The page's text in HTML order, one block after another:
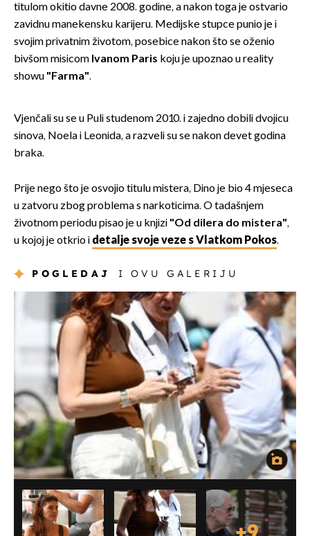
titulom okitio davne 2008. godine, a nakon toga je ostvario
zavidnu manekensku karijeru. Medijske stupce punio je i
svojim privatnim životom, posebice nakon što se oženio
bivšom misicom Ivanom Paris koju je upoznao u reality
showu "Farma".
Vjenčali su se u Puli studenom 2010. i zajedno dobili dvojicu
sinova, Noela i Leonida, a razveli su se nakon devet godina
braka.
Prije nego što je osvojio titulu mistera, Dino je bio 4 mjeseca
u zatvoru zbog problema s narkoticima. O tadašnjem
životnom periodu pisao je u knjizi "Od dilera do mistera",
u kojoj je otkrio i detalje svoje veze s Vlatkom Pokos.
POGLEDAJ I OVU GALERIJU
+9